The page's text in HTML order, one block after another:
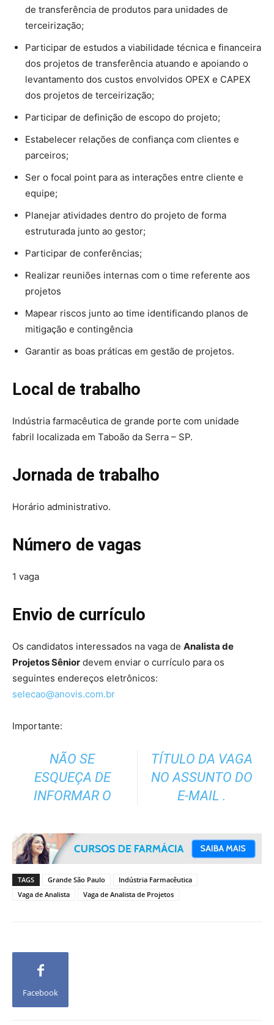
de transferência de produtos para unidades de
terceirização;
Participar de estudos a viabilidade técnica e financeira
dos projetos de transferência atuando e apoiando o
levantamento dos custos envolvidos OPEX e CAPEX
dos projetos de terceirização;
Participar de definição de escopo do projeto;
Estabelecer relações de confiança com clientes e
parceiros;
Ser o focal point para as interações entre cliente e
equipe;
Planejar atividades dentro do projeto de forma
estruturada junto ao gestor;
Participar de conferências;
Realizar reuniões internas com o time referente aos
projetos
Mapear riscos junto ao time identificando planos de
mitigação e contingência
Garantir as boas práticas em gestão de projetos.
Local de trabalho
Indústria farmacêutica de grande porte com unidade
fabril localizada em Taboão da Serra – SP.
Jornada de trabalho
Horário administrativo.
Número de vagas
1 vaga
Envio de currículo
Os candidatos interessados na vaga de Analista de
Projetos Sênior devem enviar o currículo para os
seguintes endereços eletrônicos:
selecao@anovis.com.br
Importante:
NÃO SE
ESQUEÇA DE
INFORMAR O
TÍTULO DA VAGA
NO ASSUNTO DO
E-MAIL .
TAGS Grande São Paulo
Indústria Farmacêutica
Vaga de Analista
Vaga de Analista de Projetos
Facebook